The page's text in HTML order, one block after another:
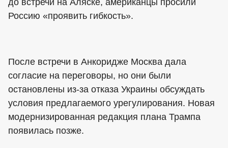
Россию «проявить гибкость».
После встречи в Анкоридже Москва дала
согласие на переговоры, но они были
остановлены из-за отказа Украины обсуждать
условия предлагаемого урегулирования. Новая
модернизированная редакция плана Трампа
появилась позже.